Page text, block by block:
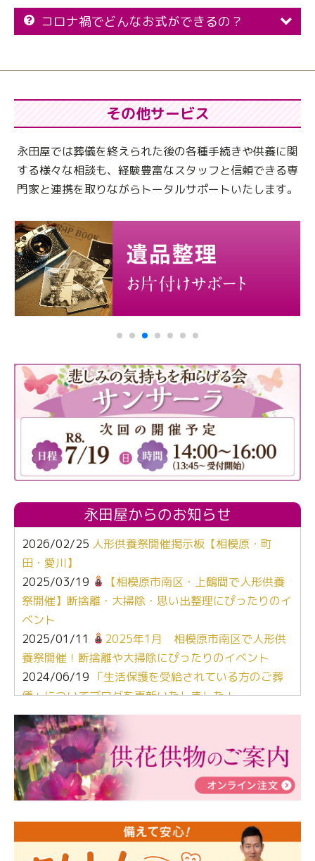
コロナ禍でどんなお式ができるの？
その他サービス
永田屋では葬儀を終えられた後の各種手続きや供養に関
する様々な相談も、 経験豊富なスタッフと信頼できる専
門家と連携を取りながらトータルサポートいたします。
永田屋からのお知らせ
2026/02/25 人形供養祭開催掲示板【相模原・町
田・愛川】
2025/03/19
【相模原市南区・上鶴間で人形供養
祭開催】断捨離・大掃除・思い出整理にぴったりのイ
ベント
2025/01/11
2025年1月 相模原市南区で人形供
養祭開催！断捨離や大掃除にぴったりのイベント
2024/06/19 「生活保護を受給されている方のご葬
儀」についてブログを更新いたしました！
2024/03/06【終活なるほど教室】「マンガで学
ぶ！はじめてのお葬式」小さな家族葬ハウス®町田成
瀬 ご参加ありがとうございました！
2024/01/19令和6年能登半島地震災害の寄付のご報
告
人形供養 寄付のご報告
2023/12/16終活なるほど教室＠小さな家族葬ハウ